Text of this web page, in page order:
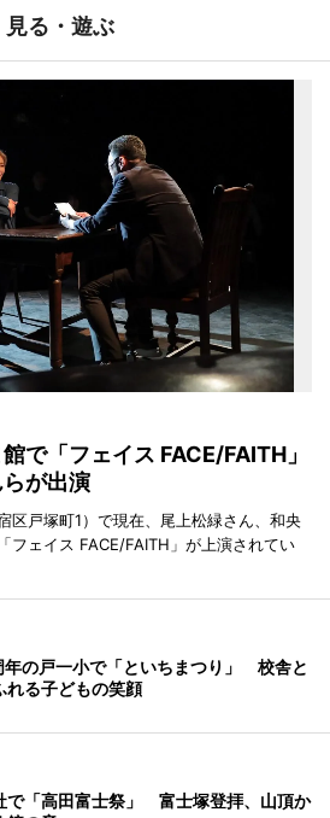
見る・遊ぶ
で「フェイス FACE/FAITH」
が出演
区戸塚町1）で現在、尾上松緑さん、和央
フェイス FACE/FAITH」が上演されてい
の戸一小で「といちまつり」 校舎と
れる子どもの笑顔
で「高田富士祭」 富士塚登拝、山頂か